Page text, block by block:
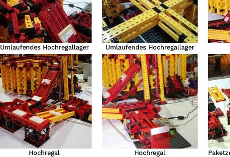
Umlaufendes Hochregallager Umlaufendes Hochregallager
Hochregal Hochregal